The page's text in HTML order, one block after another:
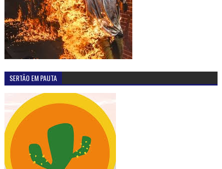
SERTÃO EM PAUTA